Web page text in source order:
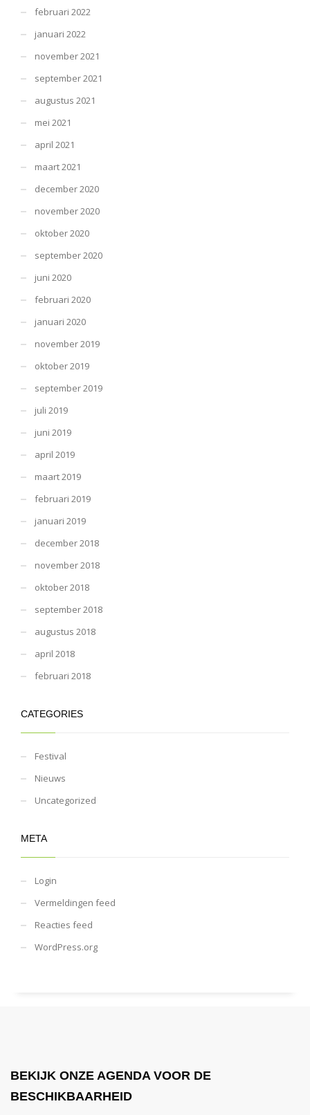
februari 2022
januari 2022
november 2021
september 2021
augustus 2021
mei 2021
april 2021
maart 2021
december 2020
november 2020
oktober 2020
september 2020
juni 2020
februari 2020
januari 2020
november 2019
oktober 2019
september 2019
juli 2019
juni 2019
april 2019
maart 2019
februari 2019
januari 2019
december 2018
november 2018
oktober 2018
september 2018
augustus 2018
april 2018
februari 2018
CATEGORIES
Festival
Nieuws
Uncategorized
META
Login
Vermeldingen feed
Reacties feed
WordPress.org
BEKIJK ONZE AGENDA VOOR DE
BESCHIKBAARHEID